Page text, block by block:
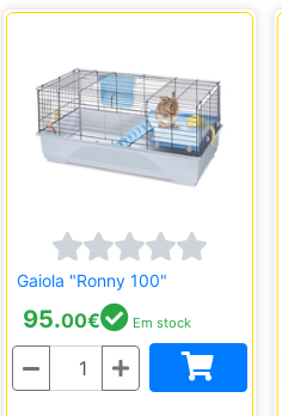
Gaiola "Ronny 100"
95.00€ Em stock
Quantidade